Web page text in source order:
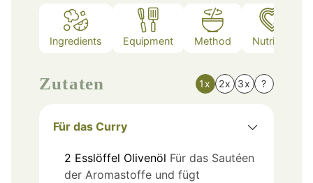
Ingredients Equipment Method Nutrition
Zutaten 1x 2x 3x ?
Für das Curry
2 Esslöffel Olivenöl Für das Sautéen
der Aromastoffe und fügt